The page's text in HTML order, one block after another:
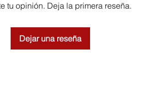
tu opinión. Deja la primera reseña.
Dejar una reseña